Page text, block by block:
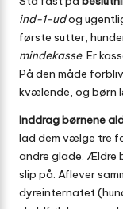
ind-1-udog
første sutter,
mindekasse. Er
På den måde
kvælende, og børn
Inddrag børnene
lad dem vælge tre
andre glade. Ældre
slip på. Aflever
dyreinternatet